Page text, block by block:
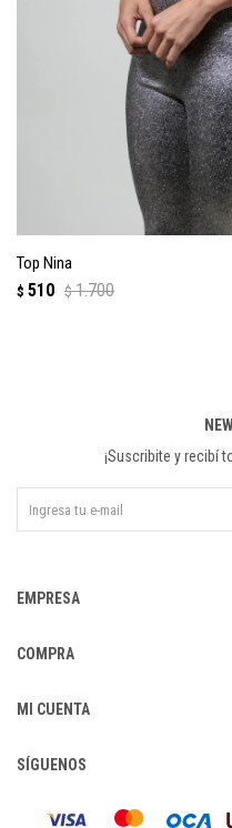
Top Nina
$ 510 $ 1.700
EMPRESA
COMPRA
MI CUENTA
SÍGUENOS
¡Suscribite y recibí